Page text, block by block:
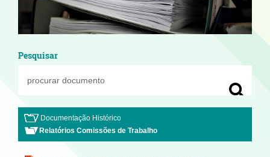
Pesquisar
Documentação Histórico
Relatórios Comissões de Trabalho